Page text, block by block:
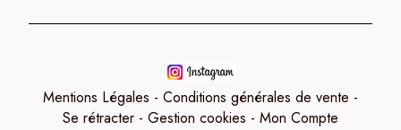
Mentions Légales
Conditions générales de vente
Se rétracter
Gestion cookies Mon Compte